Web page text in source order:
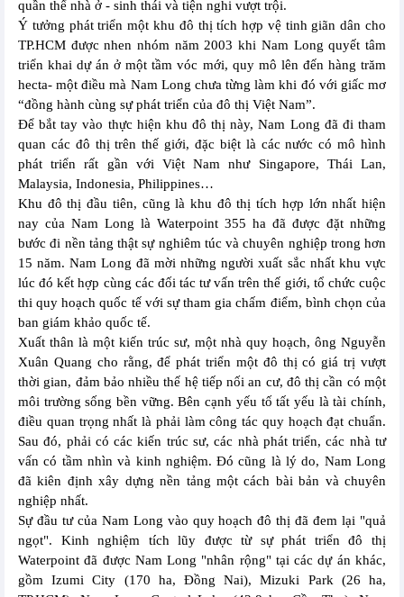
quần thể nhà ở - sinh thái và tiện nghi vượt trội.
Ý tưởng phát triển một khu đô thị tích hợp vệ tinh giãn dân cho
TP.HCM được nhen nhóm năm 2003 khi Nam Long quyết tâm
triển khai dự án ở một tầm vóc mới, quy mô lên đến hàng trăm
hecta- một điều mà Nam Long chưa từng làm khi đó với giấc mơ
“đồng hành cùng sự phát triển của đô thị Việt Nam”.
Để bắt tay vào thực hiện khu đô thị này, Nam Long đã đi tham
quan các đô thị trên thế giới, đặc biệt là các nước có mô hình
phát triển rất gần với Việt Nam như Singapore, Thái Lan,
Malaysia, Indonesia, Philippines…
Khu đô thị đầu tiên, cũng là khu đô thị tích hợp lớn nhất hiện
nay của Nam Long là Waterpoint 355 ha đã được đặt những
bước đi nền tảng thật sự nghiêm túc và chuyên nghiệp trong hơn
15 năm. Nam Long đã mời những người xuất sắc nhất khu vực
lúc đó kết hợp cùng các đối tác tư vấn trên thế giới, tổ chức cuộc
thi quy hoạch quốc tế với sự tham gia chấm điểm, bình chọn của
ban giám khảo quốc tế.
Xuất thân là một kiến trúc sư, một nhà quy hoạch, ông Nguyễn
Xuân Quang cho rằng, để phát triển một đô thị có giá trị vượt
thời gian, đảm bảo nhiều thế hệ tiếp nối an cư, đô thị cần có một
môi trường sống bền vững. Bên cạnh yếu tố tất yếu là tài chính,
điều quan trọng nhất là phải làm công tác quy hoạch đạt chuẩn.
Sau đó, phải có các kiến trúc sư, các nhà phát triển, các nhà tư
vấn có tầm nhìn và kinh nghiệm. Đó cũng là lý do, Nam Long
đã kiên định xây dựng nền tảng một cách bài bản và chuyên
nghiệp nhất.
Sự đầu tư của Nam Long vào quy hoạch đô thị đã đem lại "quả
ngọt". Kinh nghiệm tích lũy được từ sự phát triển đô thị
Waterpoint đã được Nam Long "nhân rộng" tại các dự án khác,
gồm Izumi City (170 ha, Đồng Nai), Mizuki Park (26 ha,